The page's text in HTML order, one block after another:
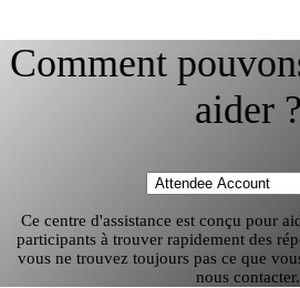
Comment
aider ?
Ce centre d'assistance est conçu pour
participants à trouver rapidement des
vous ne trouvez toujours pas ce que
nous contacter.